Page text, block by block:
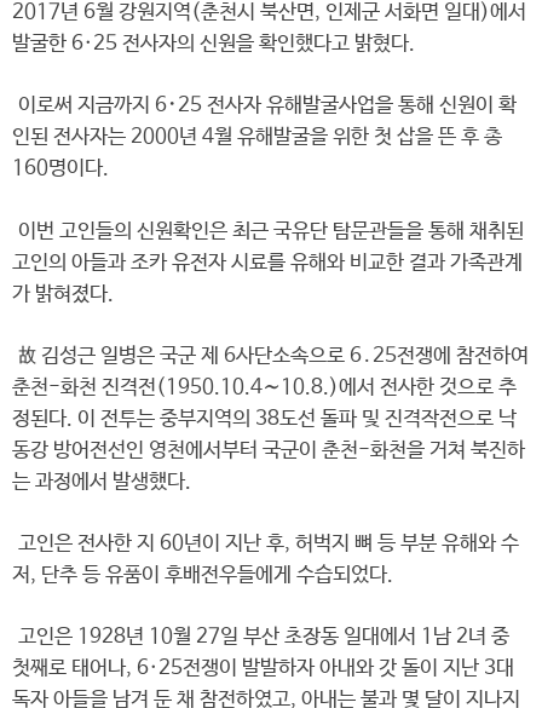
2017년 6월 강원지역(춘천시 북산면, 인제군 서화면 일대)에서
발굴한 6·25 전사자의 신원을 확인했다고 밝혔다.
이로써 지금까지 6･25 전사자 유해발굴사업을 통해 신원이 확
인된 전사자는 2000년 4월 유해발굴을 위한 첫 삽을 뜬 후 총
160명이다.
이번 고인들의 신원확인은 최근 국유단 탐문관들을 통해 채취된
고인의 아들과 조카 유전자 시료를 유해와 비교한 결과 가족관계
가 밝혀졌다.
故 김성근 일병은 국군 제 6사단소속으로 6․25전쟁에 참전하여
춘천-화천 진격전(1950.10.4∼10.8.)에서 전사한 것으로 추
정된다. 이 전투는 중부지역의 38도선 돌파 및 진격작전으로 낙
동강 방어전선인 영천에서부터 국군이 춘천-화천을 거쳐 북진하
는 과정에서 발생했다.
고인은 전사한 지 60년이 지난 후, 허벅지 뼈 등 부분 유해와 수
저, 단추 등 유품이 후배전우들에게 수습되었다.
고인은 1928년 10월 27일 부산 초장동 일대에서 1남 2녀 중
첫째로 태어나, 6·25전쟁이 발발하자 아내와 갓 돌이 지난 3대
독자 아들을 남겨 둔 채 참전하였고, 아내는 불과 몇 달이 지나지